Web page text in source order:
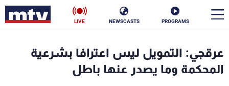
PROGRAMS
NEWSCASTS
LIVE
عرقجي: التمويل ليس اعترافا بشرعية
المحكمة وما يصدر عنها باطل
الأخبار